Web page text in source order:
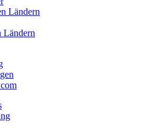
Ländern
Ländern